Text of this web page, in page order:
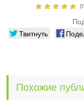
Твитнуть
Похожие